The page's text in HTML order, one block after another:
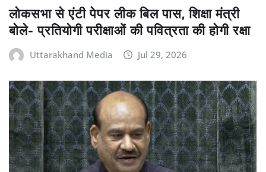
लोकसभा से एंटी पेपर लीक बिल पास, शिक्षा मंत्री
बोले- प्रतियोगी परीक्षाओं की पवित्रता की होगी रक्षा
Uttarakhand Media Jul 29, 2026